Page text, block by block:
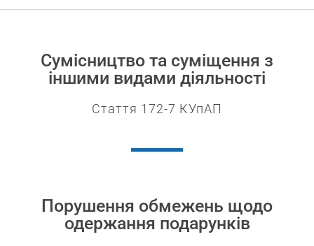
Сумісництво та суміщення з
іншими видами діяльності​
Стаття 172-7 КУпАП
Порушення обмежень щодо
одержання подарунків​